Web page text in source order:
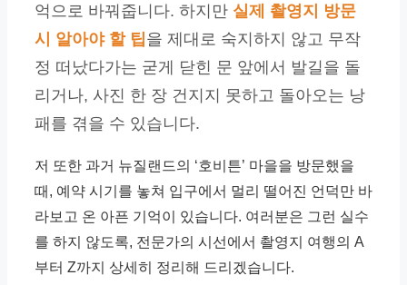
억으로 바꿔줍니다. 하지만 실제 촬영지 방문
시 알아야 할 팁을 제대로 숙지하지 않고 무작
정 떠났다가는 굳게 닫힌 문 앞에서 발길을 돌
리거나, 사진 한 장 건지지 못하고 돌아오는 낭
패를 겪을 수 있습니다.
저 또한 과거 뉴질랜드의 ‘호비튼’ 마을을 방문했을
때, 예약 시기를 놓쳐 입구에서 멀리 떨어진 언덕만 바
라보고 온 아픈 기억이 있습니다. 여러분은 그런 실수
를 하지 않도록, 전문가의 시선에서 촬영지 여행의 A
부터 Z까지 상세히 정리해 드리겠습니다.